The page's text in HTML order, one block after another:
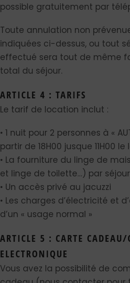
possible gratuitement par
Toute annulation non
indiquées ci-dessus, ou tout
effectué sera tout de même
total du séjour.
ARTICLE 4 : TARIFS
Le tarif de location inclut :
• 1 nuit pour 2 personnes à «
partir de 18H00 jusque 11H00
• La fourniture du linge de
et linge de toilette…) par séjour
• Un accès privé au jacuzzi
• Les charges d’électricité et
d’un « usage normal »
ARTICLE 5 : CARTE CADEAU/
ELECTRONIQUE
Vous avez la possibilité de